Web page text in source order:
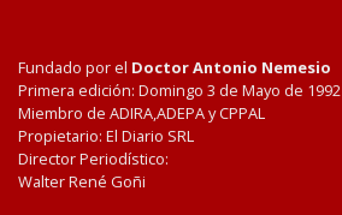
Fundado por el Doctor Antonio Nemesio
Primera edición: Domingo 3 de Mayo de 1992
Miembro de ADIRA,ADEPA y CPPAL
Propietario: El Diario SRL
Director Periodístico:
Walter René Goñi